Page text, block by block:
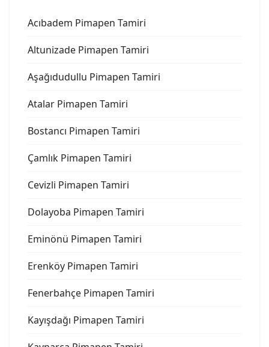
Acıbadem Pimapen Tamiri
Altunizade Pimapen Tamiri
Aşağıdudullu Pimapen Tamiri
Atalar Pimapen Tamiri
Bostancı Pimapen Tamiri
Çamlık Pimapen Tamiri
Cevizli Pimapen Tamiri
Dolayoba Pimapen Tamiri
Eminönü Pimapen Tamiri
Erenköy Pimapen Tamiri
Fenerbahçe Pimapen Tamiri
Kayışdağı Pimapen Tamiri